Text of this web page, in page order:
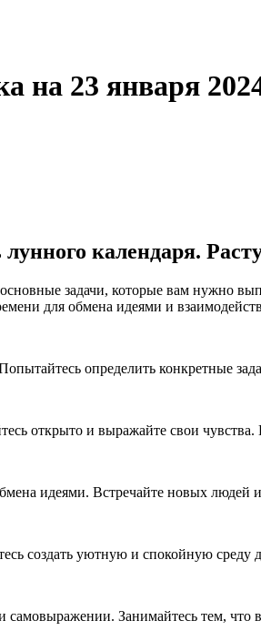
на 23 января
календаря.
задачи, которые вам нужно
для обмена идеями и
определить конкретные
открыто и выражайте свои
идеями. Встречайте новых
создать уютную и спокойную
самовыражении. Занимайтесь тем,